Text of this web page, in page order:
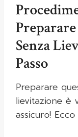
Senza
Passo
Preparare
lievitazione è
assicuro!